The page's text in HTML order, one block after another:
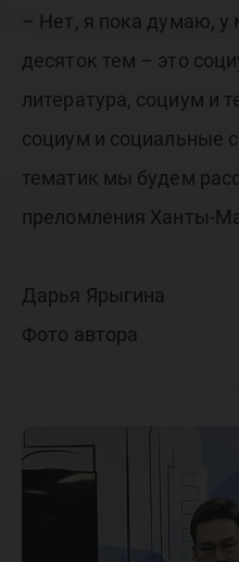
– Нет, я пока думаю, у
десяток тем – это
литература, социум и
социум и социальные
тематик мы будем
преломления Ханты-
Дарья Ярыгина
Фото автора